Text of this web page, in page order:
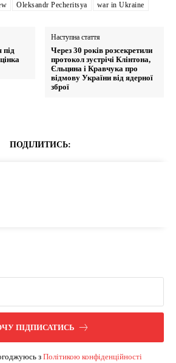
Oleksandr Pecheritsya war in Ukraine
під
Наступна стаття
Через 30 років розсекретили
протокол зустрічі Клінтона,
Єльцина і Кравчука про
відмову України від ядерної
зброї
ПОДІЛИТИСЬ:
ПІДПИСАТИСЬ
з Політикою конфіденційності